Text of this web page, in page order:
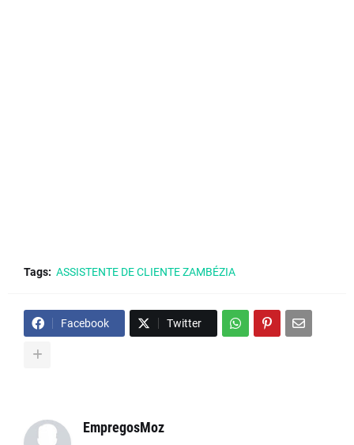
Tags: ASSISTENTE DE CLIENTE ZAMBÉZIA
Facebook Twitter
EmpregosMoz